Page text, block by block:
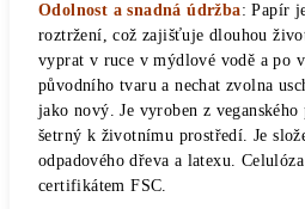
Odolnost a snadná údržba: Papír
roztržení, což zajišťuje dlouhou
vyprat v ruce v mýdlové vodě a po
původního tvaru a nechat zvolna
jako nový. Je vyroben z
šetrný k životnímu prostředí. Je
odpadového dřeva a latexu.
certifikátem FSC.